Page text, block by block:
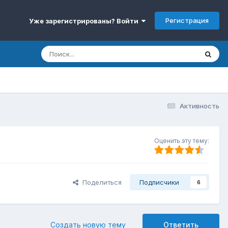
Уже зарегистрированы? Войти Регистрация
Активность
Оценить эту тему:
Поделиться Подписчики 6
Ответить
Создать новую тему